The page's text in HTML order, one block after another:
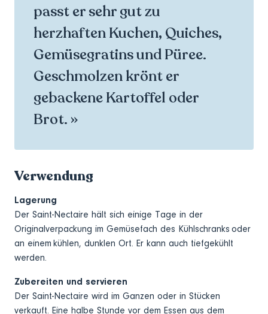
passt er sehr gut zu
herzhaften Kuchen, Quiches,
Gemüsegratins und Püree.
Geschmolzen krönt er
gebackene Kartoffel oder
Brot. »
Verwendung
Lagerung
Der Saint-Nectaire hält sich einige Tage in der
Originalverpackung im Gemüsefach des Kühlschranks oder
an einem kühlen, dunklen Ort. Er kann auch tiefgekühlt
werden.
Zubereiten und servieren
Der Saint-Nectaire wird im Ganzen oder in Stücken
verkauft. Eine halbe Stunde vor dem Essen aus dem